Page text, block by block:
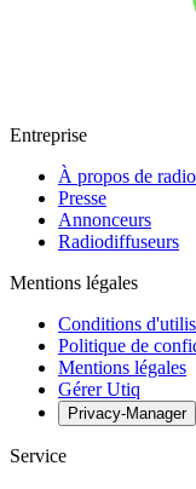
Entreprise
À propos de
Presse
Annonceurs
Radiodiffuseurs
Mentions légales
Conditions
Politique de
Mentions légales
Gérer Utiq
Privacy-Manager
Service